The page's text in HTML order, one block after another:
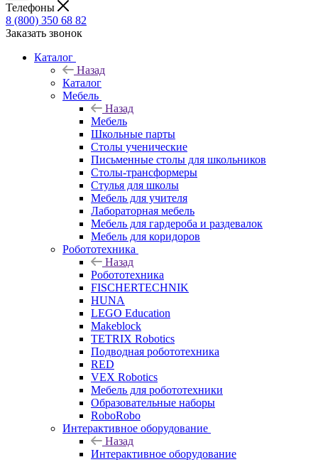
Телефоны
8 (800) 350 68 82
Заказать звонок
Каталог
Назад
Каталог
Мебель
Назад
Мебель
Школьные парты
Столы ученические
Письменные столы для школьников
Столы-трансформеры
Стулья для школы
Мебель для учителя
Лабораторная мебель
Мебель для гардероба и раздевалок
Мебель для коридоров
Робототехника
Назад
Робототехника
FISCHERTECHNIK
HUNA
LEGO Education
Makeblock
TETRIX Robotics
Подводная робототехника
RED
VEX Robotics
Мебель для робототехники
Образовательные наборы
RoboRobo
Интерактивное оборудование
Назад
Интерактивное оборудование